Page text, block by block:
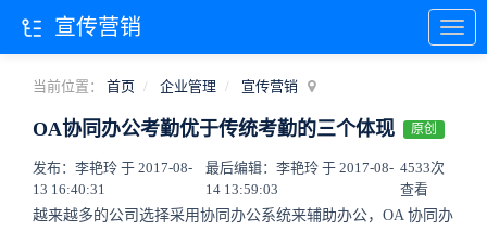
当前位置： 首页 企业管理 宣传营销
OA协同办公考勤优于传统考勤的三个体现 原创
发布：李艳玲 于 2017-08-
13 16:40:31
最后编辑：李艳玲 于 2017-08-
14 13:59:03
4533次
查看
越来越多的公司选择采用协同办公系统来辅助办公，OA 协同办
宣传营销